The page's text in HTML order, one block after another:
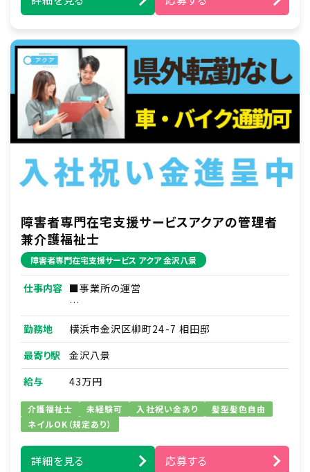
物同行／アイドルコンサートへの同伴
え、洗顔、など
※直行直帰
※夜勤なし
障害者専門在宅支援サービスアクアの管理者
兼介護福祉士
障害者専門在宅支援サービス アクア 金沢八景
仕事内容 ■事業所の運営
■売上管理
■人材育成／スタッフマネジメント
■事務作業（シフト作成等）
■利用者さま本人やご家族さまとの連絡・調整
■訪問介護実務
※家事支援・移動支援・身体介護支援
勤務地
横浜市金沢区柳町24-7 相田邸
最寄り駅
金沢八景
給与
43万円
介護福祉士 未経験可 入社祝い金あり
髪型髪色自由
ネイルOK（規定あり）
詳細を見る 応募する